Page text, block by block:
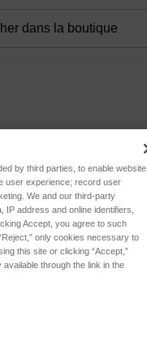
by third parties, to enable website
user experience; record user
We and our third-party
address and online identifiers,
Accept, you agree to such
only cookies necessary to
this site or clicking “Accept,”
through the link in the